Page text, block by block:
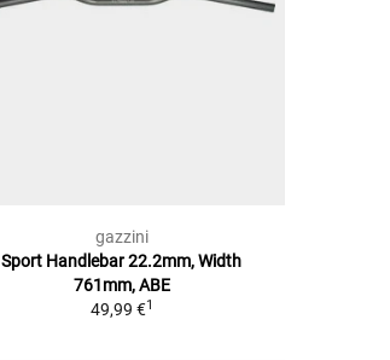
gazzini
Sport Handlebar 22.2mm, Width
761mm, ABE
49,99 €1